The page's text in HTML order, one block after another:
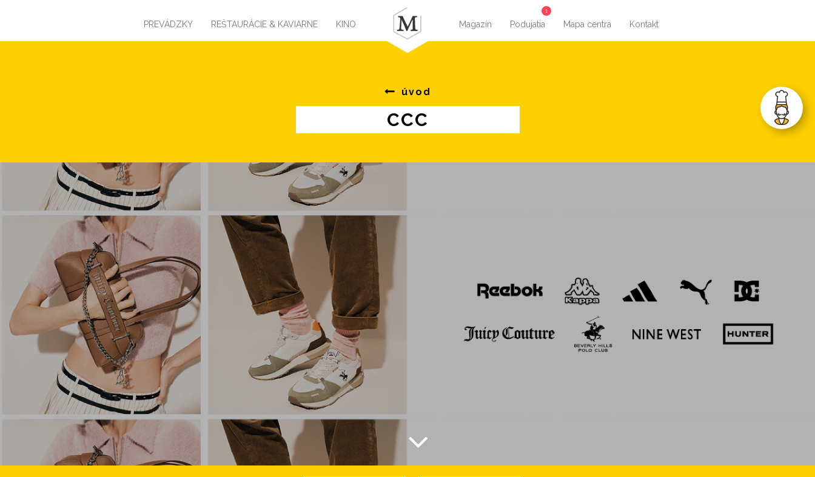
PREVÁDZKY REŠTAURÁCIE & KAVIARNE KINO Magazín
1
Podujatia Mapa centra Kontakt
úvod
CCC